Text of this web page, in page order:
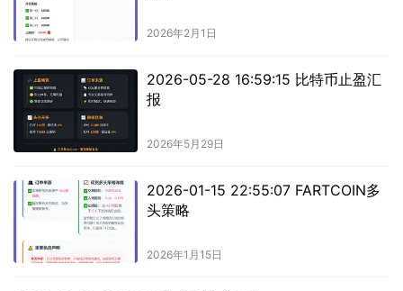
2026年2月1日
2026-05-28 16:59:15 比特币止盈汇
报
2026年5月29日
2026-01-15 22:55:07 FARTCOIN多
头策略
2026年1月15日